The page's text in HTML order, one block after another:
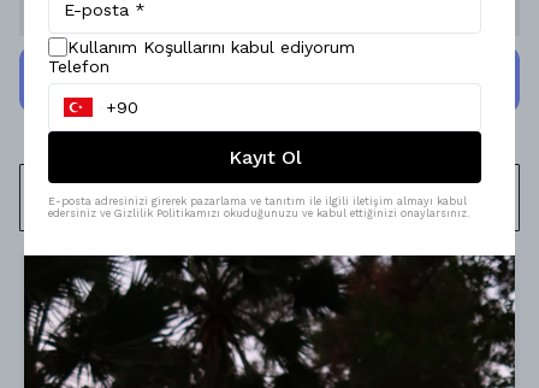
WHATSAPP
Ürün Açıklaması
Model Ölçüleri : 167cm/53kg
Modelin Beden : 36/S beden
Ürün İçeriği :
Ürün Boyu : -
Kullanım Koşullarını kabul ediyorum
Telefon
Kayıt Ol
E-posta adresinizi girerek pazarlama ve tanıtım ile ilgili iletişim almayı kabul
edersiniz ve Gizlilik Politikamızı okuduğunuzu ve kabul ettiğinizi onaylarsınız.